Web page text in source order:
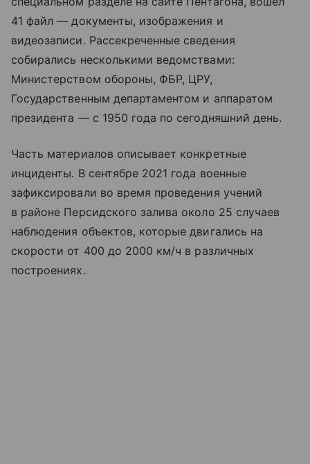
41 файл — документы, изображения и
видеозаписи. Рассекреченные сведения
собирались несколькими ведомствами:
Министерством обороны, ФБР, ЦРУ,
Государственным департаментом и аппаратом
президента — с 1950 года по сегодняшний день.
Часть материалов описывает конкретные
инциденты. В сентябре 2021 года военные
зафиксировали во время проведения учений
в районе Персидского залива около 25 случаев
наблюдения объектов, которые двигались на
скорости от 400 до 2000 км/ч в различных
построениях.